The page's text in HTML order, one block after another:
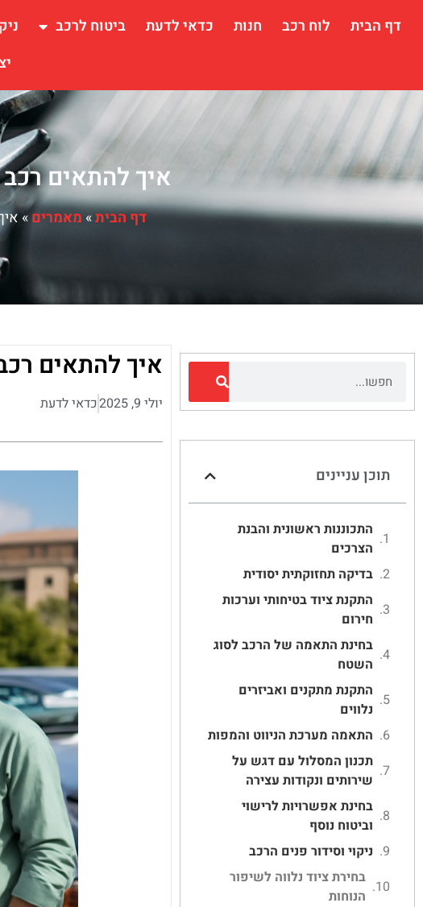
דף הבית לוח רכב חנות כדאי לדעת ביטוח לרכב
איך להתאים
דף הבית» מאמרים»
תוכן עניינים
התכוננות ראשונית והבנת
הצרכים
בדיקה תחזוקתית יסודית
התקנת ציוד בטיחותי וערכות
חירום
בחינת התאמה של הרכב לסוג
השטח
התקנת מתקנים ואביזרים
נלווים
התאמה מערכת הניווט והמפות
תכנון המסלול עם דגש על
שירותים ונקודות עצירה
בחינת אפשרויות לרישוי
וביטוח נוסף
ניקוי וסידור פנים הרכב
בחירת ציוד נלווה לשיפור
הנוחות
איך להתאים
יולי 9, 2025 כדאי לדעת